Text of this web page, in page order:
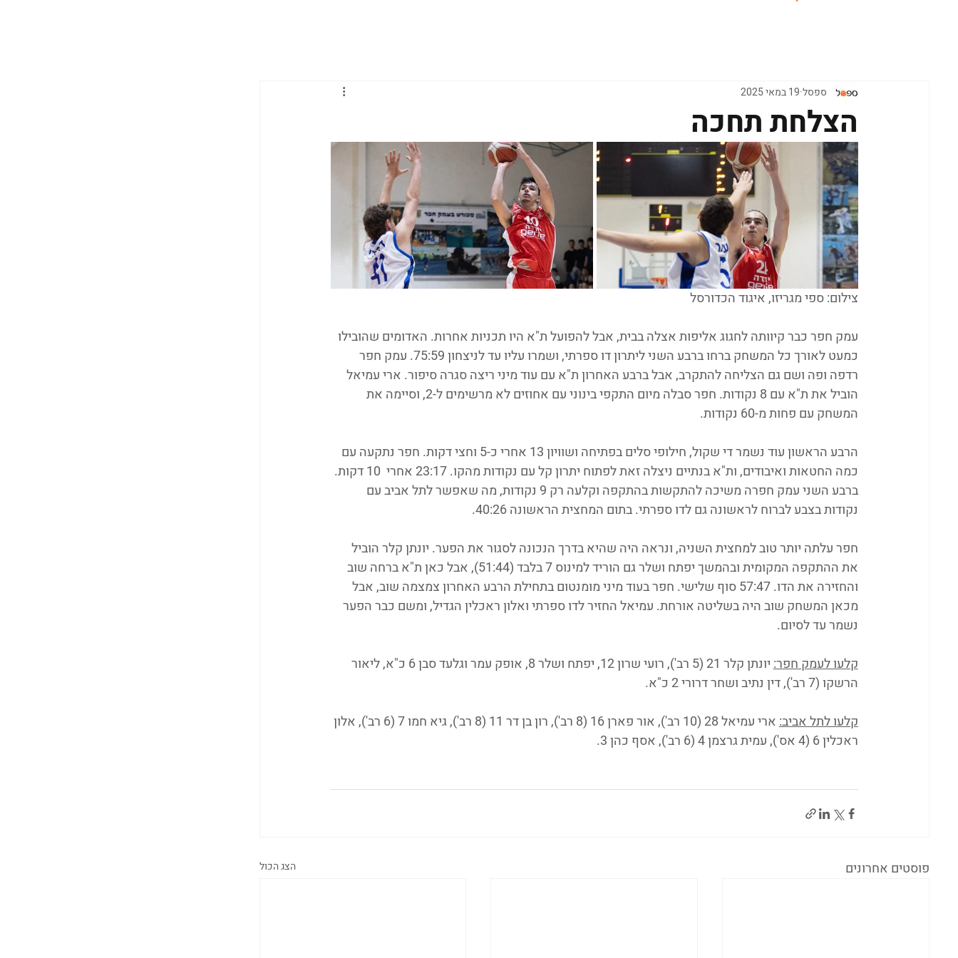
הצלחת תחכה
ספסל 19 במאי 2025
צילום: ספי מגריזו, איגוד הכדורסל
עמק חפר כבר קיוותה לחגוג אליפות אצלה בבית, אבל להפועל ת"א היו תכניות אחרות. האדומים שהובילו
כמעט לאורך כל המשחק ברחו ברבע השני ליתרון דו ספרתי, ושמרו עליו עד לניצחון 75:59. עמק חפר
רדפה ופה ושם גם הצליחה להתקרב, אבל ברבע האחרון ת"א עם עוד מיני ריצה סגרה סיפור. ארי עמיאל
הוביל את ת"א עם 8 נקודות. חפר סבלה מיום התקפי בינוני עם אחוזים לא מרשימים ל-2, וסיימה את
המשחק עם פחות מ-60 נקודות.
הרבע הראשון עוד נשמר די שקול, חילופי סלים בפתיחה ושוויון 13 אחרי כ-5 וחצי דקות. חפר נתקעה עם
כמה החטאות ואיבודים, ות"א בנתיים ניצלה זאת לפתוח יתרון קל עם נקודות מהקו. 23:17 אחרי  10 דקות.
ברבע השני עמק חפרה משיכה להתקשות בהתקפה וקלעה רק 9 נקודות, מה שאפשר לתל אביב עם
נקודות בצבע לברוח לראשונה גם לדו ספרתי. בתום המחצית הראשונה 40:26.
חפר עלתה יותר טוב למחצית השניה, ונראה היה שהיא בדרך הנכונה לסגור את הפער. יונתן קלר הוביל
את ההתקפה המקומית ובהמשך יפתח ושלר גם הוריד למינוס 7 בלבד (51:44), אבל כאן ת"א ברחה שוב
והחזירה את הדו. 57:47 סוף שלישי. חפר בעוד מיני מומנטום בתחילת הרבע האחרון צמצמה שוב, אבל
מכאן המשחק שוב היה בשליטה אורחת. עמיאל החזיר לדו ספרתי ואלון ראכלין הגדיל, ומשם כבר הפער
נשמר עד לסיום.
קלעו לעמק חפר:
יונתן קלר 21 (5 רב'), רועי שרון 12, יפתח ושלר 8, אופק עמר וגלעד סבן 6 כ"א, ליאור
הרשקו (7 רב'), דין נתיב ושחר דרורי 2 כ"א.
קלעו לתל אביב:
ארי עמיאל 28 (10 רב'), אור פארן 16 (8 רב'), רון בן דר 11 (8 רב'), גיא חמו 7 (6 רב'), אלון
ראכלין 6 (4 אס'), עמית גרצמן 4 (6 רב'), אסף כהן 3.
פוסטים אחרונים הצג הכול